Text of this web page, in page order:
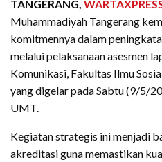
TANGERANG,
Muhammadiyah Tangerang
komitmennya dalam
melalui pelaksanaan asesmen
Komunikasi, Fakultas Ilmu
yang digelar pada Sabtu (9/5/
UMT.
Kegiatan strategis ini menjadi
akreditasi guna memastikan